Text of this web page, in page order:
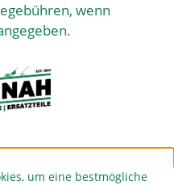
wenn
um eine bestmögliche